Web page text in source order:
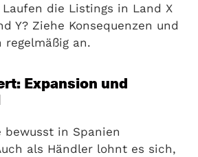
Laufen die Listings in Land X
Y? Ziehe Konsequenzen und
regelmäßig an.
Expansion und
bewusst in Spanien
als Händler lohnt es sich,